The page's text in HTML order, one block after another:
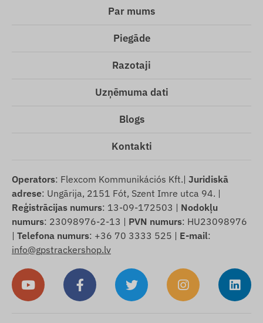
Par mums
Piegāde
Razotaji
Uzņēmuma dati
Blogs
Kontakti
Operators: Flexcom Kommunikációs Kft.| Juridiskā
adrese: Ungārija, 2151 Fót, Szent Imre utca 94. |
Reģistrācijas numurs: 13-09-172503 | Nodokļu
numurs: 23098976-2-13 | PVN numurs: HU23098976
| Telefona numurs: +36 70 3333 525 | E-mail:
info@gpstrackershop.lv